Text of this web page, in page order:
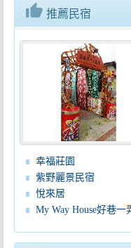
thumb_up 推薦民宿
幸福莊園
紫野麗景民宿
悅來居
My Way House好巷一